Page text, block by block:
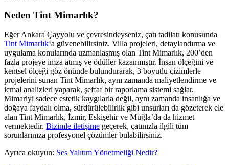
Neden Tint Mimarlık?
Eğer Ankara Çayyolu ve çevresindeyseniz, çatı tadilatı konusunda
Tint Mimarlık‘a güvenebilirsiniz. Villa projeleri, detaylandırma ve
uygulama konularında uzmanlaşmış olan Tint Mimarlık, 200’den
fazla projeye imza atmış ve ödüller kazanmıştır. İnsan ölçeğini ve
kentsel ölçeği göz önünde bulundurarak, 3 boyutlu çizimlerle
projelerini sunan Tint Mimarlık, aynı zamanda maliyetlendirme ve
icmal analizleri yaparak, şeffaf bir raporlama sistemi sağlar.
Mimariyi sadece estetik kaygılarla değil, aynı zamanda insanlığa ve
doğaya faydalı olma, sürdürülebilirlik gibi unsurları da gözeterek ele
alan Tint Mimarlık, İzmir, Eskişehir ve Muğla’da da hizmet
vermektedir. Bizimle iletişime geçerek, çatınızla ilgili tüm
sorunlarınıza profesyonel çözümler bulabilirsiniz.
Ayrıca okuyun: Ses Yalıtım Yönetmeliği Nedir?